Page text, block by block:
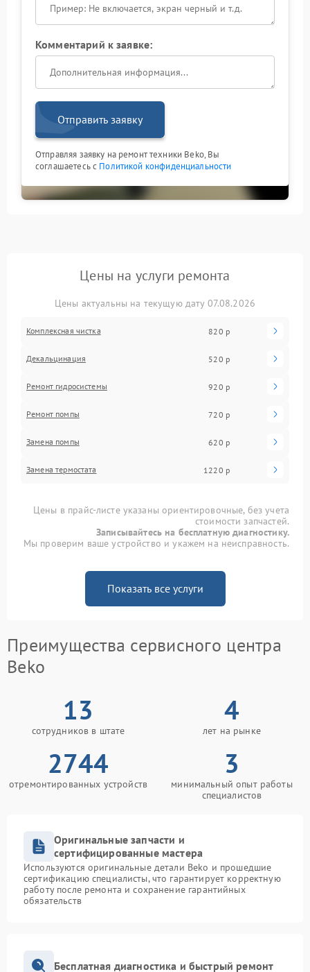
Комментарий к заявке:
Отправить заявку
Отправляя заявку на ремонт техники Beko, Вы
соглашаетесь с Политикой конфиденциальности
Цены на услуги ремонта
Цены актуальны на текущую дату 07.08.2026
Комплексная чистка 820 р
Декальцинация 520 р
Ремонт гидросистемы 920 р
Ремонт помпы 720 р
Замена помпы 620 р
Замена термостата 1220 р
Цены в прайс-листе указаны ориентировочные, без учета
стоимости запчастей.
Записывайтесь на бесплатную диагностику.
Мы проверим ваше устройство и укажем на неисправность.
Показать все услуги
Преимущества сервисного центра
Beko
13
сотрудников в штате
4
лет на рынке
2744
отремонтированных устройств
3
минимальный опыт работы
специалистов
Оригинальные запчасти и
сертифицированные мастера
Используются оригинальные детали Beko и прошедшие
сертификацию специалисты, что гарантирует корректную
работу после ремонта и сохранение гарантийных
обязательств
Бесплатная диагностика и быстрый ремонт